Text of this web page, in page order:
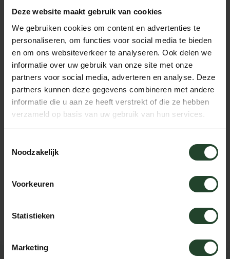
Deze website maakt gebruik van cookies
We gebruiken cookies om content en advertenties te
personaliseren, om functies voor social media te bieden
en om ons websiteverkeer te analyseren. Ook delen we
informatie over uw gebruik van onze site met onze
partners voor social media, adverteren en analyse. Deze
partners kunnen deze gegevens combineren met andere
informatie die u aan ze heeft verstrekt of die ze hebben
verzameld op basis van uw gebruik van hun services.
Noodzakelijk
Voorkeuren
Statistieken
Marketing
Bestellungen von Mo bis Fr vor 17:00 Uhr werden noch am
Jeden Tag von 10:00 bis 20:00 Uhr per Chat, Telefon oder
E-Mail erreichbar.
PRODUKTBESCHREIBUNG
Kontaktieren Sie uns, unsere Kollegen